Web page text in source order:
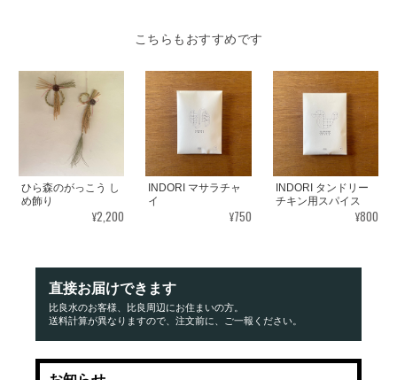
こちらもおすすめです
ひら森のがっこう し
め飾り
¥2,200
INDORI マサラチャ
イ
¥750
INDORI タンドリー
チキン用スパイス
¥800
直接お届けできます
比良水のお客様、比良周辺にお住まいの方。
送料計算が異なりますので、注文前に、ご一報ください。